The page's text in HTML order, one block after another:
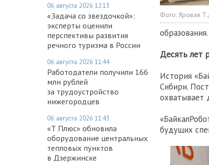
06 августа 2026 12:13
«Задача со звездочкой»:
эксперты оценили
перспективы развития
речного туризма в России
06 августа 2026 11:44
Работодатели получили 166
млн рублей
за трудоустройство
нижегородцев
06 августа 2026 11:43
«Т Плюс» обновила
оборудование центральных
тепловых пунктов
в Дзержинске
Фото: Яровая
образования.
Десять лет
История
Сибири.
охватывает
будущих